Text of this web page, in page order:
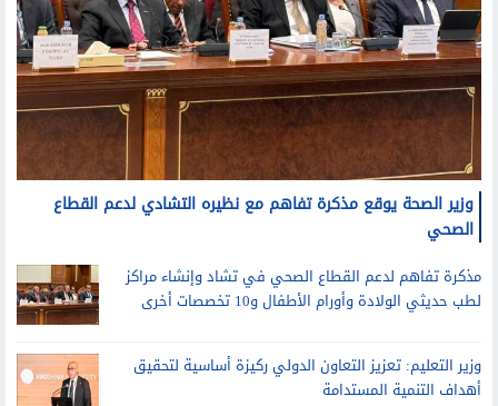
وزير الصحة يوقع مذكرة تفاهم مع نظيره التشادي لدعم القطاع
الصحي
مذكرة تفاهم لدعم القطاع الصحي في تشاد وإنشاء مراكز
لطب حديثي الولادة وأورام الأطفال و10 تخصصات أخرى
وزير التعليم: تعزيز التعاون الدولي ركيزة أساسية لتحقيق
أهداف التنمية المستدامة